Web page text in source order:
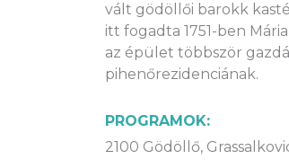
vált gödöllői barokk
itt fogadta 1751-ben
az épület többször
pihenőrezidenciának.
PROGRAMOK:
2100 Gödöllő,